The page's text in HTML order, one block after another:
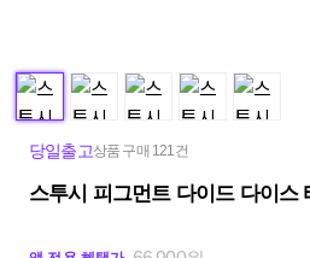
당일출고상품 구매 121건
스투시 피그먼트 다이드 다이스